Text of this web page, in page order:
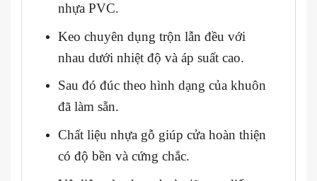
nhựa PVC.
Keo chuyên dụng trộn lẫn đều với
nhau dưới nhiệt độ và áp suất cao.
Sau đó đúc theo hình dạng của khuôn
đã làm sẵn.
Chất liệu nhựa gỗ giúp cửa hoàn thiện
có độ bền và cứng chắc.